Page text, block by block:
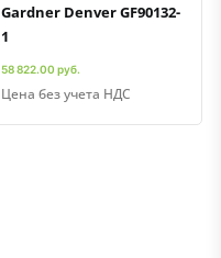
Gardner Denver GF90132-
1
58 822.00 руб.
Цена без учета НДС